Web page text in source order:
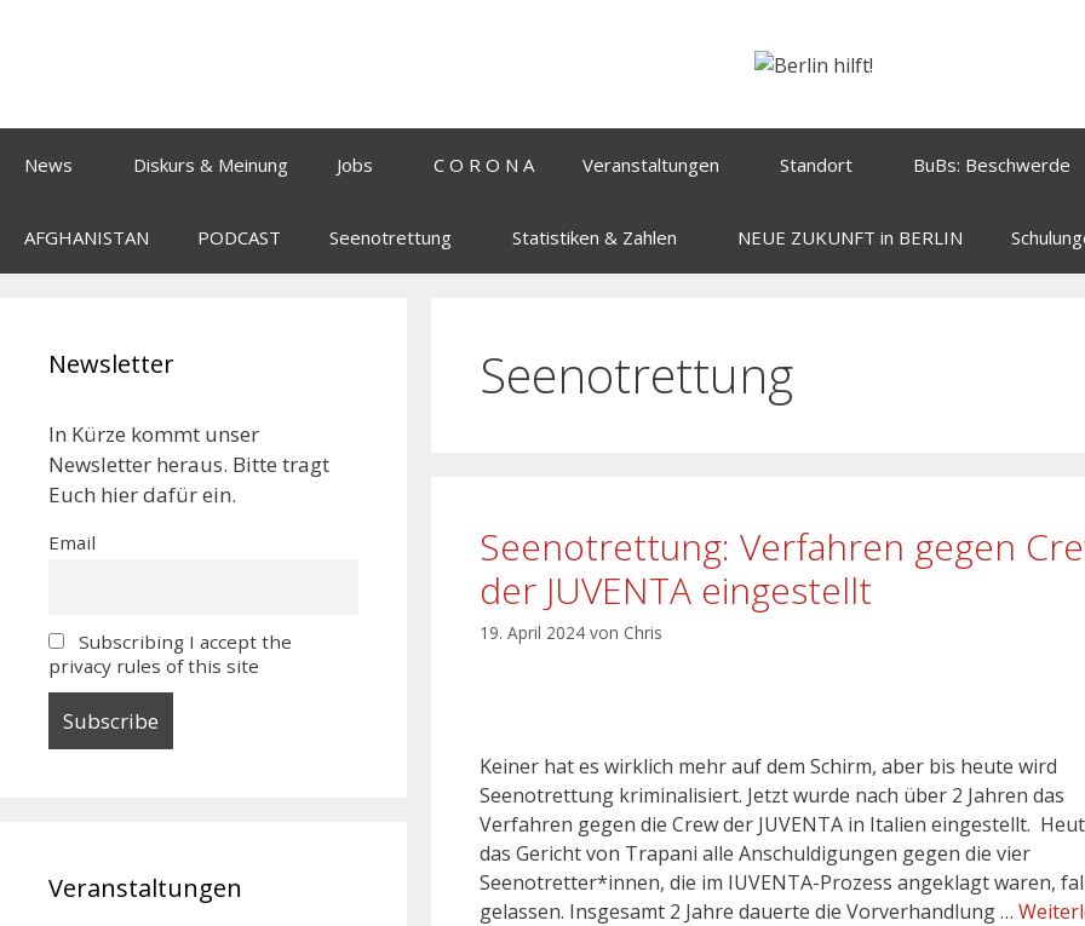
News Diskurs & Meinung Jobs C O R O N A Veranstaltungen Standort BuBs: Beschwerde
AFGHANISTAN PODCAST Seenotrettung Statistiken & Zahlen NEUE ZUKUNFT in BERLIN
Seenotrettung
Seenotrettung: Verfahren gegen
der JUVENTA eingestellt
19. April 2024 von Chris
Keiner hat es wirklich mehr auf dem Schirm, aber bis heute wird
Seenotrettung kriminalisiert. Jetzt wurde nach über 2 Jahren das
Verfahren gegen die Crew der JUVENTA in Italien eingestellt.
das Gericht von Trapani alle Anschuldigungen gegen die vier
Seenotretter*innen, die im IUVENTA-Prozess angeklagt waren,
gelassen. Insgesamt 2 Jahre dauerte die Vorverhandlung …
Newsletter
In Kürze kommt unser
Newsletter heraus. Bitte tragt
Euch hier dafür ein.
Email
Subscribing I accept the
privacy rules of this site
Veranstaltungen